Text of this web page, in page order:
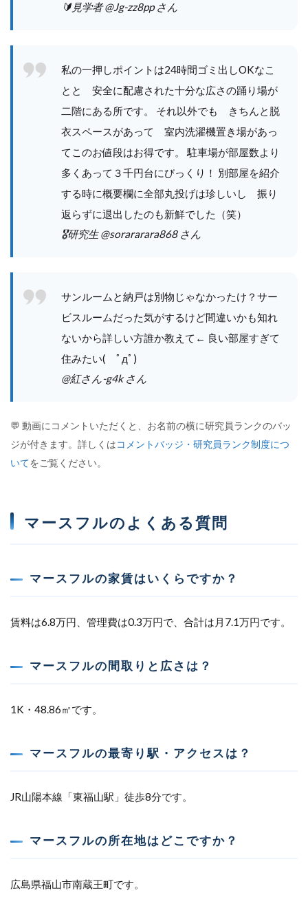
🔰見学者 @Jg-zz8pp さん
私の一押しポイントは24時間ゴミ出しOKなこ
とと 安全に配慮された十分な広さの踊り場が
二階にある所です。 それ以外でも きちんと脱
衣スペースがあって 室内洗濯機置き場があっ
てこのお値段はお得です。 駐車場が部屋数より
多くあって３千円台にびっくり！ 別部屋を紹介
する時に概要欄に全部丸投げは珍しいし 振り
返らずに退出したのも新鮮でした（笑）
🎖️研究生 @sorararara868 さん
サンルームと納戸は別物じゃなかったけ？サー
ビスルームだった気がするけど間違いかも知れ
ないから詳しい方誰か教えて← 良い部屋すぎて
住みたい( ﾟдﾟ)
@紅さん-g4k さん
💬 動画にコメントいただくと、お名前の横に研究員ランクのバッ
ジが付きます。詳しくはコメントバッジ・研究員ランク制度につ
いてをご覧ください。
マースフルのよくある質問
マースフルの家賃はいくらですか？
賃料は6.8万円、管理費は0.3万円で、合計は月7.1万円です。
マースフルの間取りと広さは？
1K・48.86㎡です。
マースフルの最寄り駅・アクセスは？
JR山陽本線「東福山駅」徒歩8分です。
マースフルの所在地はどこですか？
広島県福山市南蔵王町です。